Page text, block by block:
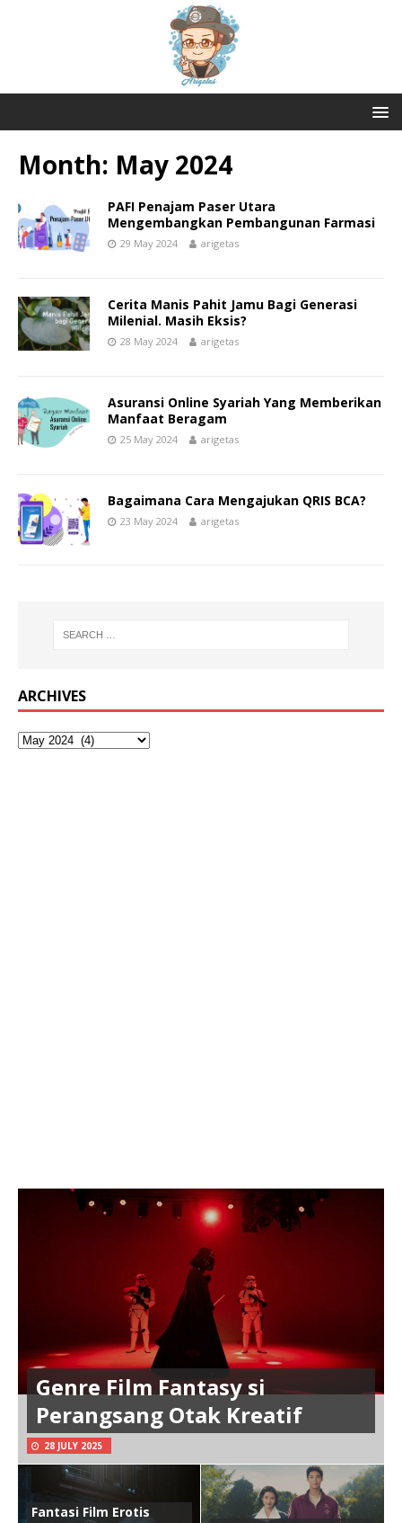
Month: May 2024
PAFI Penajam Paser Utara
Mengembangkan Pembangunan Farmasi
29 May 2024 arigetas
Cerita Manis Pahit Jamu Bagi Generasi
Milenial. Masih Eksis?
28 May 2024 arigetas
Asuransi Online Syariah Yang Memberikan
Manfaat Beragam
25 May 2024 arigetas
Bagaimana Cara Mengajukan QRIS BCA?
23 May 2024 arigetas
ARCHIVES
Genre Film Fantasy si
Perangsang Otak Kreatif
28 JULY 2025
Fantasi Film Erotis